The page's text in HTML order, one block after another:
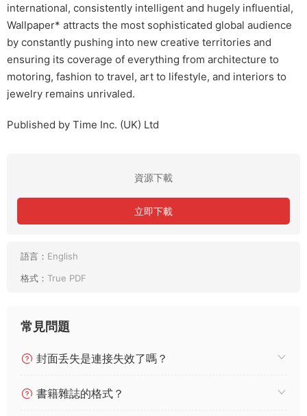
international, consistently intelligent and hugely influential,
Wallpaper* attracts the most sophisticated global audience
by constantly pushing into new creative territories and
ensuring its coverage of everything from architecture to
motoring, fashion to travel, art to lifestyle, and interiors to
jewelry remains unrivaled.
Published by Time Inc. (UK) Ltd
資源下載
立即下載
語言： English
格式： True PDF
常見問題
封面丢失是連接失效了嗎？
書籍雜誌的格式？